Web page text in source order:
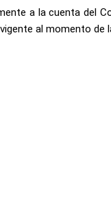
a la cuenta del
al momento de